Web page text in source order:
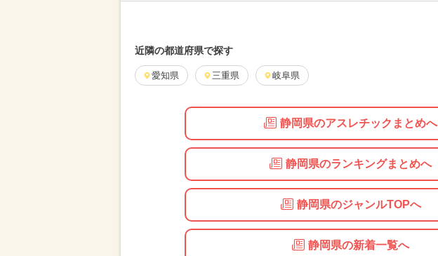
近隣の都道府県で探す
愛知県 三重県 岐阜県
静岡県のアスレチックまとめへ
静岡県のランキングまとめへ
静岡県のジャンルTOPへ
静岡県の新着一覧へ